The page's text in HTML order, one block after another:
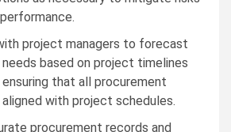
project managers to forecast
based on project timelines
that all procurement
with project schedules.
procurement records and